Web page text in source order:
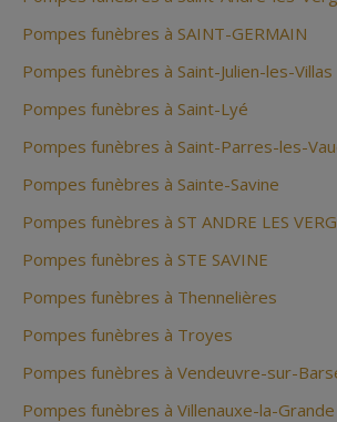
Pompes funèbres à SAINT-GERMAIN
Pompes funèbres à Saint-Julien-les-Villas
Pompes funèbres à Saint-Lyé
Pompes funèbres à Saint-Parres-les-
Pompes funèbres à Sainte-Savine
Pompes funèbres à ST ANDRE LES
Pompes funèbres à STE SAVINE
Pompes funèbres à Thennelières
Pompes funèbres à Troyes
Pompes funèbres à Vendeuvre-sur-
Pompes funèbres à Villenauxe-la-Grande